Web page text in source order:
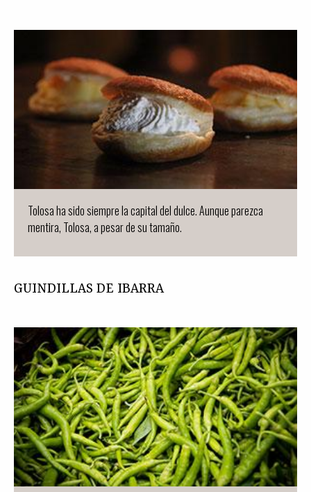
Tolosa ha sido siempre la capital del dulce. Aunque parezca
mentira, Tolosa, a pesar de su tamaño.
GUINDILLAS DE IBARRA